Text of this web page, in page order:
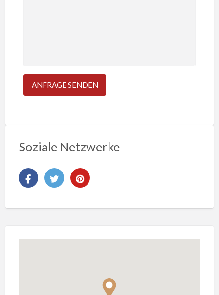
Soziale Netzwerke